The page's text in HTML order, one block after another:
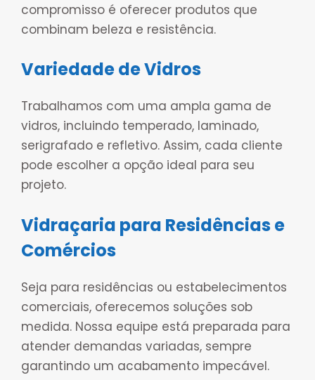
compromisso é oferecer produtos que
combinam beleza e resistência.
Variedade de Vidros
Trabalhamos com uma ampla gama de
vidros, incluindo temperado, laminado,
serigrafado e refletivo. Assim, cada cliente
pode escolher a opção ideal para seu
projeto.
Vidraçaria para Residências e
Comércios
Seja para residências ou estabelecimentos
comerciais, oferecemos soluções sob
medida. Nossa equipe está preparada para
atender demandas variadas, sempre
garantindo um acabamento impecável.